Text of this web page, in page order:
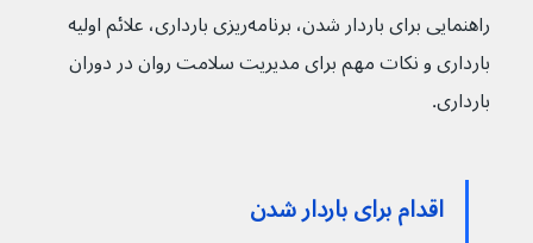
راهنمایی برای باردار شدن، برنامه‌ریزی بارداری، علائم اولیه
بارداری و نکات مهم برای مدیریت سلامت روان در دوران
بارداری.
اقدام برای باردار شدن